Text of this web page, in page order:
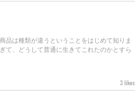
品は種類が違うということをはじめて知りま
、どうして普通に生きてこれたのかとすら
3 likes